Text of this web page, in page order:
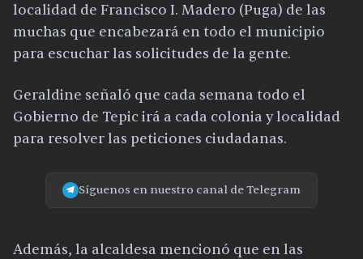
localidad de Francisco I. Madero (Puga) de las
muchas que encabezará en todo el municipio
para escuchar las solicitudes de la gente.
Geraldine señaló que cada semana todo el
Gobierno de Tepic irá a cada colonia y localidad
para resolver las peticiones ciudadanas.
Síguenos en nuestro canal de Telegram
Además, la alcaldesa mencionó que en las